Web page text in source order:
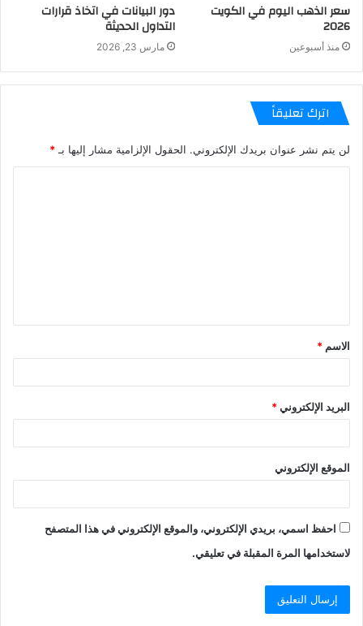
سعر الذهب اليوم في الكويت
2026
منذ أسبوعين
دور البيانات في اتخاذ قرارات
التداول الحديثة
مارس 23, 2026
اترك تعليقاً
لن يتم نشر عنوان بريدك الإلكتروني. الحقول الإلزامية مشار إليها بـ *
الاسم *
البريد الإلكتروني*
الموقع الإلكتروني
احفظ اسمي، بريدي الإلكتروني، والموقع الإلكتروني في هذا المتصفح
لاستخدامها المرة المقبلة في تعليقي.